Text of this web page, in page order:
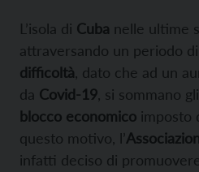
L’isola di Cuba nelle ultime
attraversando un periodo
difficoltà , dato che ad un
da Covid-19 , si sommano
blocco economico imposto
questo motivo, l’
infatti deciso di